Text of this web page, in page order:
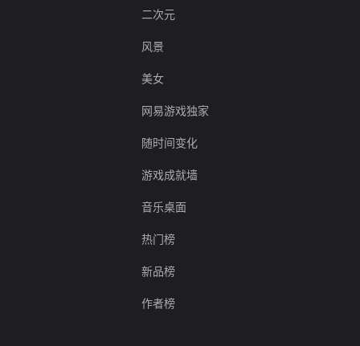
二次元
风景
美女
网易游戏独家
随时间变化
游戏成就墙
音乐桌面
热门榜
新品榜
作者榜